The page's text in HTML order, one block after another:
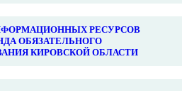
РЕСУРСОВ
ОБЯЗАТЕЛЬНОГО
КИРОВСКОЙ ОБЛАСТИ